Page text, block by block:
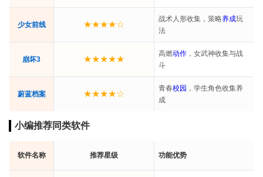
少女前线 ★★★★☆
战术人形收集，策略养成玩
法
崩坏3 ★★★★★
高燃动作 ，女武神收集与战
斗
蔚蓝档案 ★★★★☆
青春校园 ，学生角色收集养
成
小编推荐同类软件
软件名称 推荐星级 功能优势